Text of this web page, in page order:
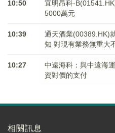
10:50
宜明昂科-
5000萬元
10:39
通天酒業(00389.HK)
知 對現有業務無重大
10:27
中遠海科：與中遠海
資對價的支付
相關訊息